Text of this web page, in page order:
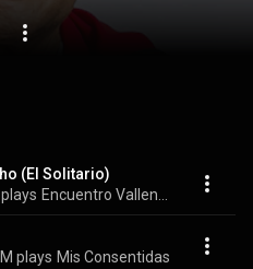
(El Solitario)
plays Mis Consentidas